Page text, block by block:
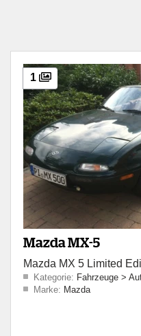
1
Mazda MX-5
Mazda MX 5 Limited
Kategorie: Fahrzeuge >
Marke: Mazda